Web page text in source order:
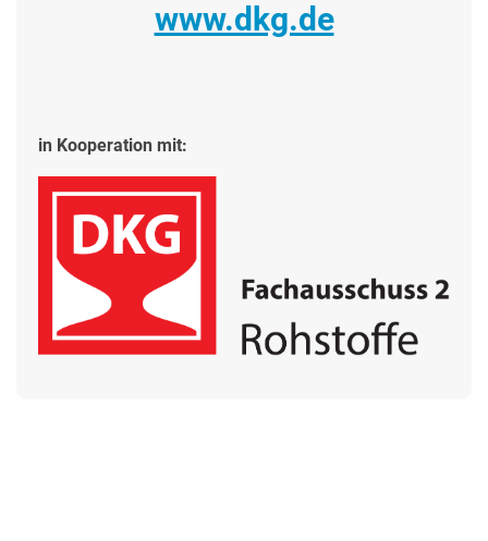
www.dkg.de
in Kooperation mit: